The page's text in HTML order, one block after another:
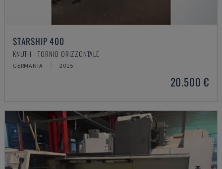
STARSHIP 400
KNUTH - TORNIO ORIZZONTALE
GERMANIA 2015
20.500 €